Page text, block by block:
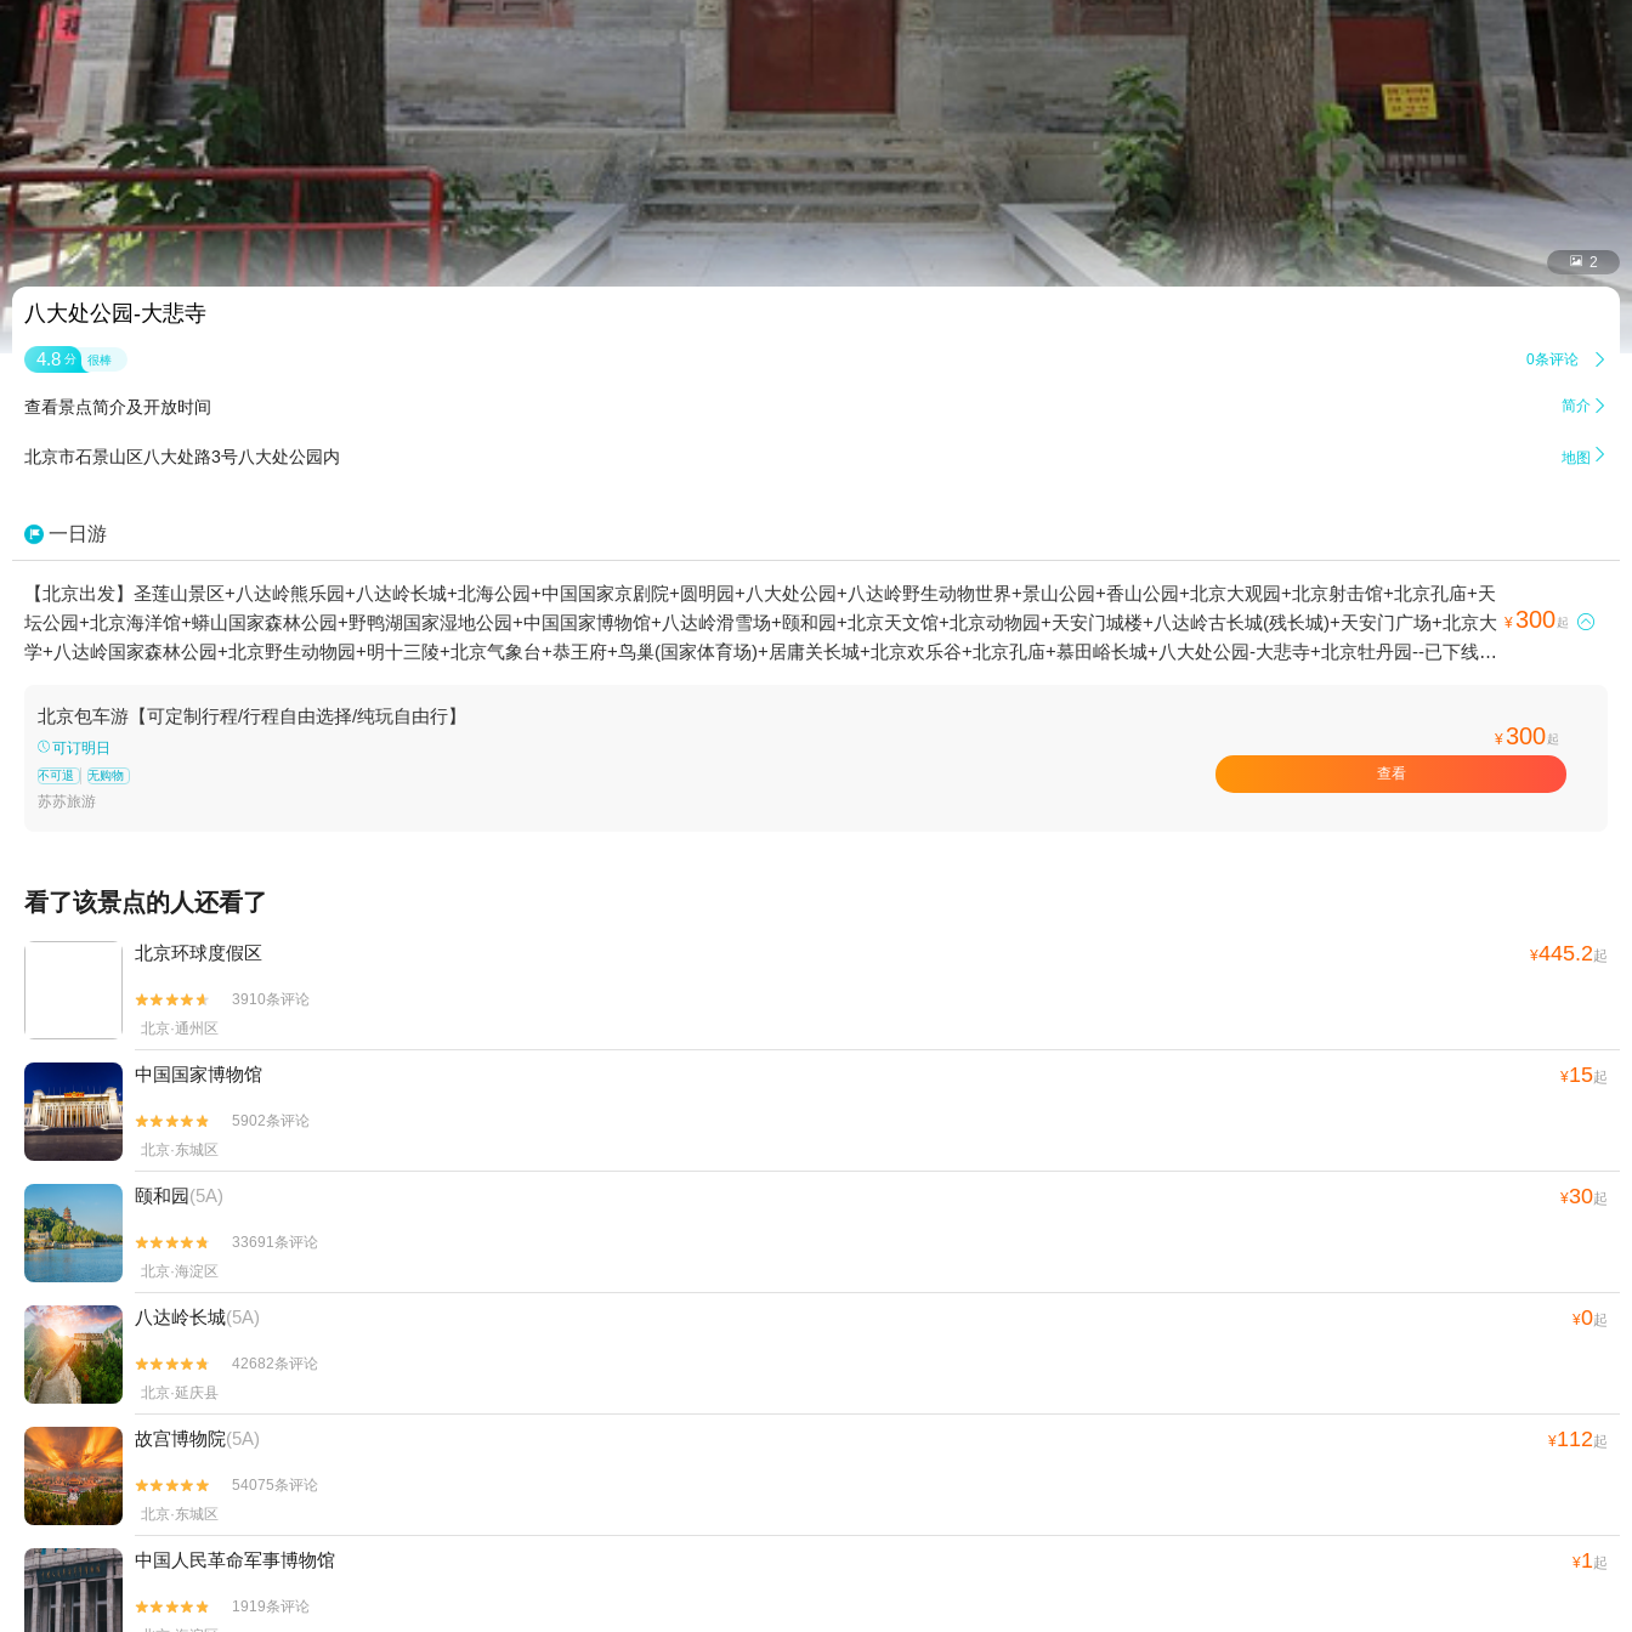
 2
八大处公园-大悲寺
4.8 分 很棒 0条评论 
查看景点简介及开放时间 简介 
北京市石景山区八大处路3号八大处公园内 地图 
一日游
【北京出发】圣莲山景区+八达岭熊乐园+八达岭长城+北海公园+中国国家京剧院+圆明园+八大处公园+八达岭野生动物世界+景山公园+香山公园+北京大观园+北京射击馆+北京孔庙+天
坛公园+北京海洋馆+蟒山国家森林公园+野鸭湖国家湿地公园+中国国家博物馆+八达岭滑雪场+颐和园+北京天文馆+北京动物园+天安门城楼+八达岭古长城(残长城)+天安门广场+北京大
学+八达岭国家森林公园+北京野生动物园+明十三陵+北京气象台+恭王府+鸟巢(国家体育场)+居庸关长城+北京欢乐谷+北京孔庙+慕田峪长城+八大处公园-大悲寺+北京牡丹园--已下线
园+北京古玩城+鸟巢城市魔方+鸟巢空中走廊+八达岭长城缆车+北京大公馆+《鸟巢・吸引》视听盛宴+北京玫瑰谷+圆明园皇家皮影戏苑+八达岭国家森林公园-红叶岭+北京蟠桃园+哈比
豆儿童乐园（圆明园店）+古北水镇+故宫珍宝馆+故宫钟表馆+北京的那+北京青年宫+八达岭饭店+嘉文梦幻王国（北京）+圆明园盛时全景模型展+昌平蟒山苹果+北京香岩寺+坡峰岭
+施必得索道下站+北京剧院-已下线+恭王府大戏楼+北欧星空主题展·北京+小马识途（圆明园）+古北水镇汤泉+北京年票+鸟巢冰雕展+立巢飞行模拟（水立方）店+《嗨!北京》+圆明园
展览馆+古北之光温泉+古北水镇大酒店+蟒山灯光节+北京玩票+恭王府数字体验馆+曹明蟒山苹果采摘园+升旗仪式+【北京】新春相声专场+北京环球度假区+慕田峪长城岁月沉浸式光
¥300起 
北京包车游【可定制行程/行程自由选择/纯玩自由行】
可订明日
不可退 无购物
苏苏旅游
¥300起
查看
看了该景点的人还看了
北京环球度假区 ¥445.2起


3910条评论
北京·通州区
中国国家博物馆 ¥15起


5902条评论
北京·东城区
颐和园(5A) ¥30起


33691条评论
北京·海淀区
八达岭长城(5A) ¥0起


42682条评论
北京·延庆县
故宫博物院(5A) ¥112起


54075条评论
北京·东城区
中国人民革命军事博物馆 ¥1起


1919条评论